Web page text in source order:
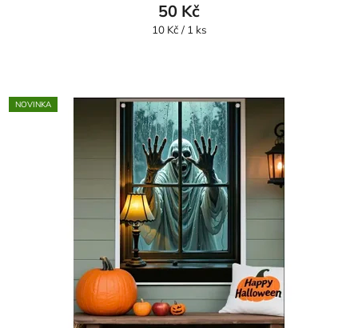
50 Kč
Měrná
10 Kč / 1 ks
NOVINKA